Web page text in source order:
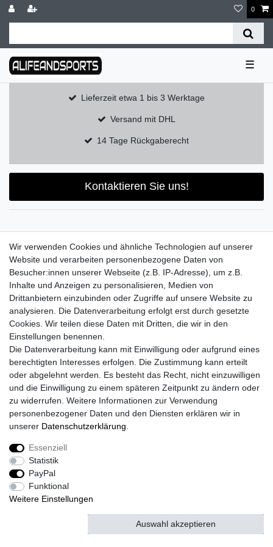
0
☰
Lieferzeit etwa 1 bis 3 Werktage
Versand mit DHL
14 Tage Rückgaberecht
Kontaktieren Sie uns!
Daten­schutz­erklärung AGB Kontakt
© Copyright 2026 | Alle Rechte vorbehalten.
Wir verwenden Cookies und ähnliche Technologien auf unserer
Website und verarbeiten personenbezogene Daten von
Besucher:innen unserer Webseite (z.B. IP-Adresse), um z.B.
Inhalte und Anzeigen zu personalisieren, Medien von
Drittanbietern einzubinden oder Zugriffe auf unsere Website zu
analysieren. Die Datenverarbeitung erfolgt erst durch gesetzte
Cookies. Wir teilen diese Daten mit Dritten, die wir in den
Einstellungen benennen.
Die Datenverarbeitung kann mit Einwilligung oder aufgrund eines
berechtigten Interesses erfolgen. Die Zustimmung kann erteilt
oder abgelehnt werden. Es besteht das Recht, nicht einzuwilligen
und die Einwilligung zu einem späteren Zeitpunkt zu ändern oder
zu widerrufen. Weitere Informationen zur Verwendung
personenbezogener Daten und den Diensten erklären wir in
unserer Daten­schutz­erklärung
Essenziell
Statistik
PayPal
Funktional
Weitere Einstellungen
Alle akzeptieren
Auswahl akzeptieren